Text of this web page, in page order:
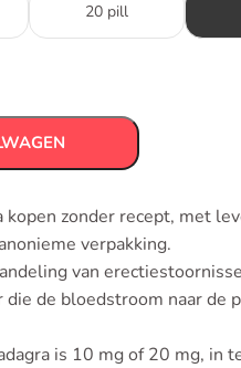
20 pill
kopen zonder recept, met
verpakking.
van
de bloedstroom naar de
is 10 mg of 20 mg, in